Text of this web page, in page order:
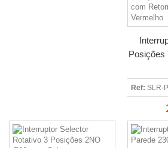
Posições
Ref: SLR-